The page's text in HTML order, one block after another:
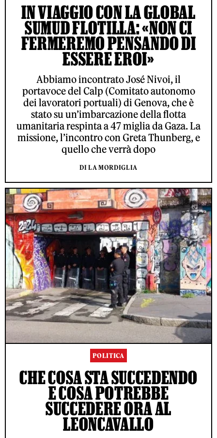
IN VIAGGIO CON LA GLOBAL
SUMUD FLOTILLA: «NON CI
FERMEREMO PENSANDO DI
ESSERE EROI»
Abbiamo incontrato José Nivoi, il
portavoce del Calp (Comitato autonomo
dei lavoratori portuali) di Genova, che è
stato su un’imbarcazione della flotta
umanitaria respinta a 47 miglia da Gaza. La
missione, l’incontro con Greta Thunberg, e
quello che verrà dopo
DI LA MORDIGLIA
POLITICA
CHE COSA STA SUCCEDENDO
E COSA POTREBBE
SUCCEDERE ORA AL
LEONCAVALLO